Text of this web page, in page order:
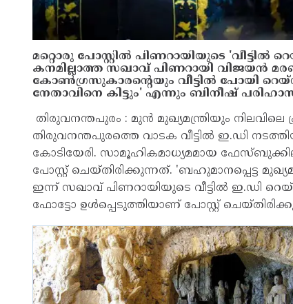
മറ്റൊരു പോസ്റ്റിൽ പിണറായിയുടെ 'വീട്ടിൽ
കനമില്ലാത്ത സഖാവ് പിണറായി വിജയൻ
കോൺഗ്രസുകാരന്റെയും വീട്ടിൽ പോയി
നേതാവിനെ കിട്ടും' എന്നും ബിനീഷ്
തിരുവനന്തപുരം : മുൻ മുഖ്യമന്ത്രിയും
തിരുവനന്തപുരത്തെ വാടക വീട്ടിൽ ഇ.ഡി
കോടിയേരി. സാമൂഹികമാധ്യമമായ
പോസ്റ്റ് ചെയ്തിരിക്കുന്നത്. 'ബഹുമാനപ്പെട്ട
ഇന്ന് സഖാവ് പിണറായിയുടെ വീട്ടിൽ ഇ.ഡി
ഫോട്ടോ ഉൾപ്പെടുത്തിയാണ് പോസ്റ്റ്